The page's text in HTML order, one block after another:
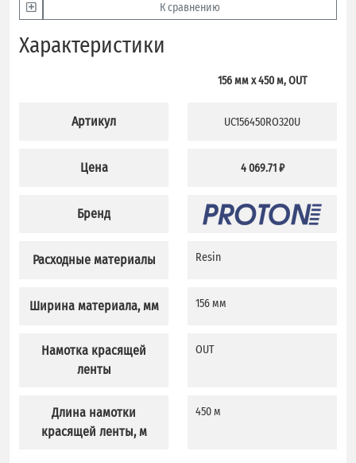
К сравнению
Характеристики
Артикул
Цена
Бренд
Расходные материалы
Ширина материала, мм
Намотка красящей
ленты
Длина намотки
красящей ленты, м
156 мм х 450 м, OUT
UC156450RO320U
4 069.71 ₽
Resin
156 мм
OUT
450 м